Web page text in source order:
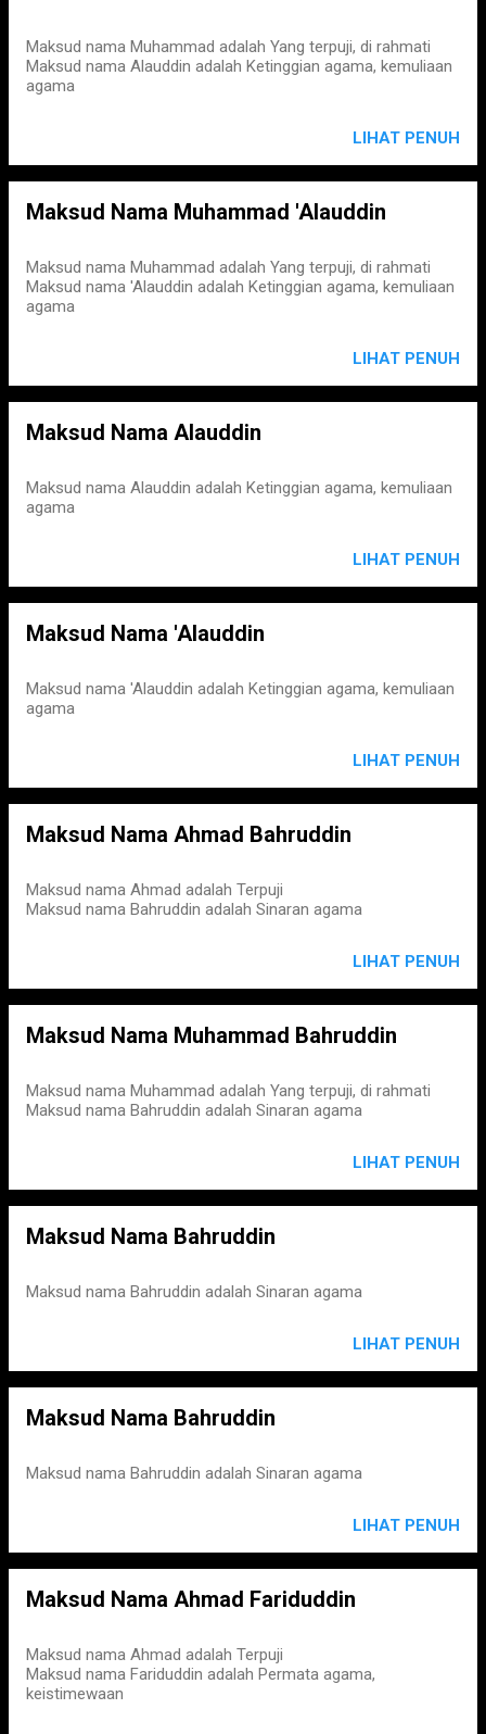
Maksud nama Muhammad adalah Yang terpuji, di rahmati
Maksud nama Alauddin adalah Ketinggian agama, kemuliaan
agama
LIHAT PENUH
Maksud Nama Muhammad 'Alauddin
Maksud nama Muhammad adalah Yang terpuji, di rahmati
Maksud nama 'Alauddin adalah Ketinggian agama, kemuliaan
agama
LIHAT PENUH
Maksud Nama Alauddin
Maksud nama Alauddin adalah Ketinggian agama, kemuliaan
agama
LIHAT PENUH
Maksud Nama 'Alauddin
Maksud nama 'Alauddin adalah Ketinggian agama, kemuliaan
agama
LIHAT PENUH
Maksud Nama Ahmad Bahruddin
Maksud nama Ahmad adalah Terpuji
Maksud nama Bahruddin adalah Sinaran agama
LIHAT PENUH
Maksud Nama Muhammad Bahruddin
Maksud nama Muhammad adalah Yang terpuji, di rahmati
Maksud nama Bahruddin adalah Sinaran agama
LIHAT PENUH
Maksud Nama Bahruddin
Maksud nama Bahruddin adalah Sinaran agama
LIHAT PENUH
Maksud Nama Bahruddin
Maksud nama Bahruddin adalah Sinaran agama
LIHAT PENUH
Maksud Nama Ahmad Fariduddin
Maksud nama Ahmad adalah Terpuji
Maksud nama Fariduddin adalah Permata agama,
keistimewaan